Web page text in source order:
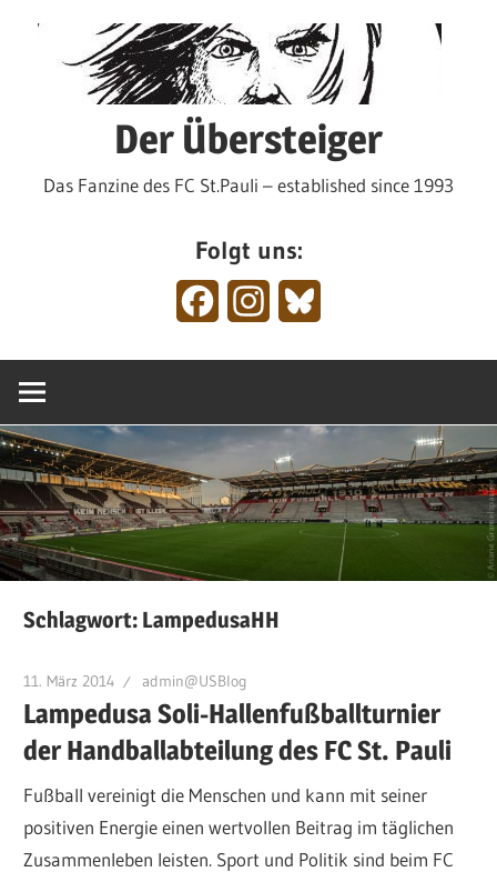
Der Übersteiger
Das Fanzine des FC St.Pauli – established since 1993
Folgt uns:
FacebookInstagram
Schlagwort: LampedusaHH
11. März 2014 admin@USBlog
Lampedusa Soli-Hallenfußballturnier
der Handballabteilung des FC St. Pauli
Fußball vereinigt die Menschen und kann mit seiner
positiven Energie einen wertvollen Beitrag im täglichen
Zusammenleben leisten. Sport und Politik sind beim FC